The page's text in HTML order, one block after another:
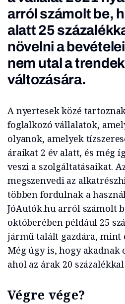
arról számolt be,
alatt 25
növelni a
nem utal a
változására.
A nyertesek közé
foglalkozó vállalatok,
olyanok, amelyek
áraikat 2 év alatt, és még
veszi a szolgáltatásaikat.
megszenvedi az
többen fordulnak a
JóAutók.hu arról számolt
októberében például 25
jármű talált gazdára, mint
Még úgy is, hogy akadnak
ahol az árak 20
Végre vége?